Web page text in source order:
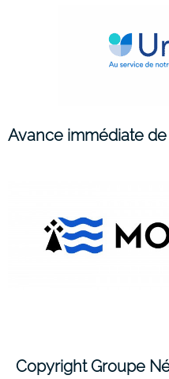
Avance immédiate de
Copyright Groupe